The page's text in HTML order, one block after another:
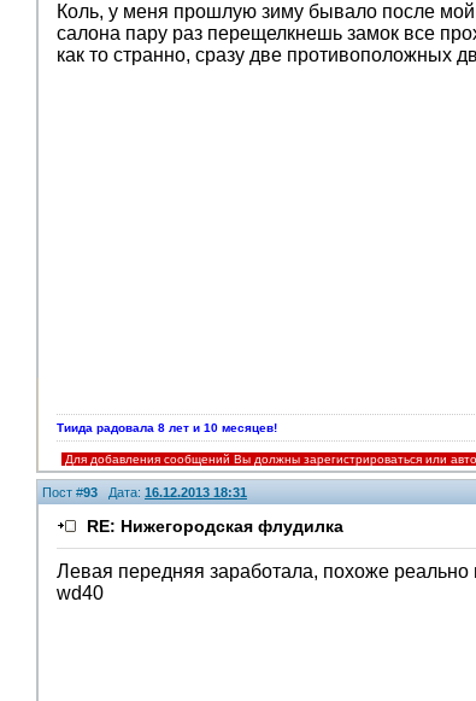
Коль, у меня прошлую зиму бывало после
салона пару раз перещелкнешь замок все
как то странно, сразу две противоположных
Тиида радовала 8 лет и 10 месяцев!
Для добавления сообщений Вы должны зарегистрироваться или
Пост #93 Дата: 16.12.2013 18:31
RE: Нижегородская флудилка
Левая передняя заработала, похоже
wd40